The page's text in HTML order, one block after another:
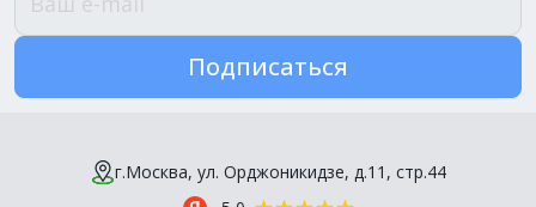
Подписаться
г.Москва, ул. Орджоникидзе, д.11, стр.44